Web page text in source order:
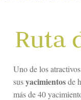
Ruta
Uno de los
susyacimientosde
más de 40